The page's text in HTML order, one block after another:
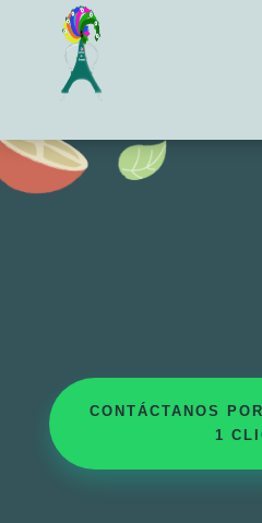
CONTÁCTANOS
1